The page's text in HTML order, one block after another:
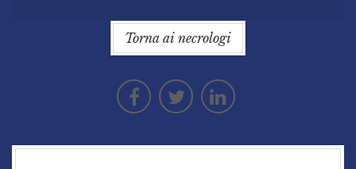
Torna ai necrologi